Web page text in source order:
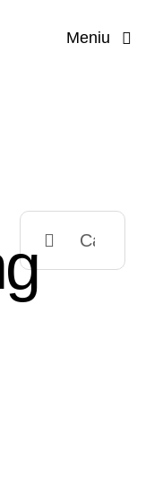
Meniu
for: